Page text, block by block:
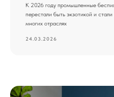
К 2026 году промышленные
перестали быть экзотикой и
многих отраслях
24.03.2026